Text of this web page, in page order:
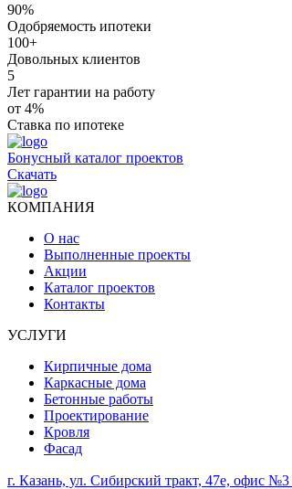
90%
Одобряемость ипотеки
100+
Довольных клиентов
5
Лет гарантии на работу
от 4%
Ставка по ипотеке
Бонусный каталог проектов
Скачать
КОМПАНИЯ
О нас
Выполненные проекты
Акции
Каталог проектов
Контакты
УСЛУГИ
Кирпичные дома
Каркасные дома
Бетонные работы
Проектирование
Кровля
Фасад
г. Казань, ул. Сибирский тракт, 47е, офис №3